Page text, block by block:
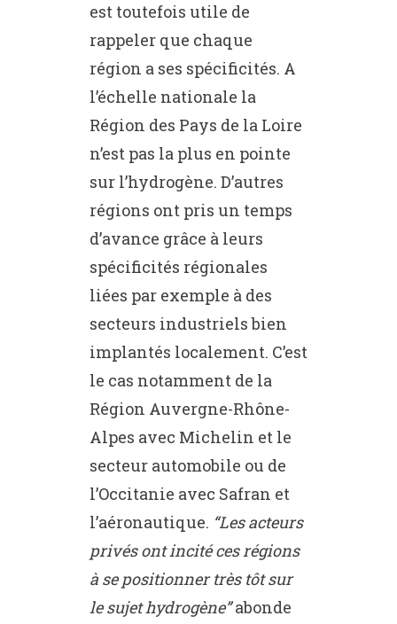
est toutefois utile de
rappeler que chaque
région a ses spécificités. A
l’échelle nationale la
Région des Pays de la Loire
n’est pas la plus en pointe
sur l’hydrogène. D’autres
régions ont pris un temps
d’avance grâce à leurs
spécificités régionales
liées par exemple à des
secteurs industriels bien
implantés localement. C’est
le cas notamment de la
Région Auvergne-Rhône-
Alpes avec Michelin et le
secteur automobile ou de
l’Occitanie avec Safran et
l’aéronautique. “Les acteurs
privés ont incité ces régions
à se positionner très tôt sur
le sujet hydrogène”abonde